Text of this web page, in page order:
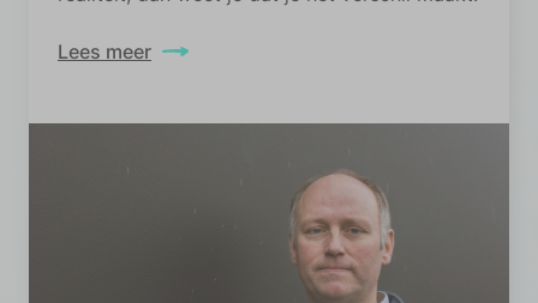
Lees meer